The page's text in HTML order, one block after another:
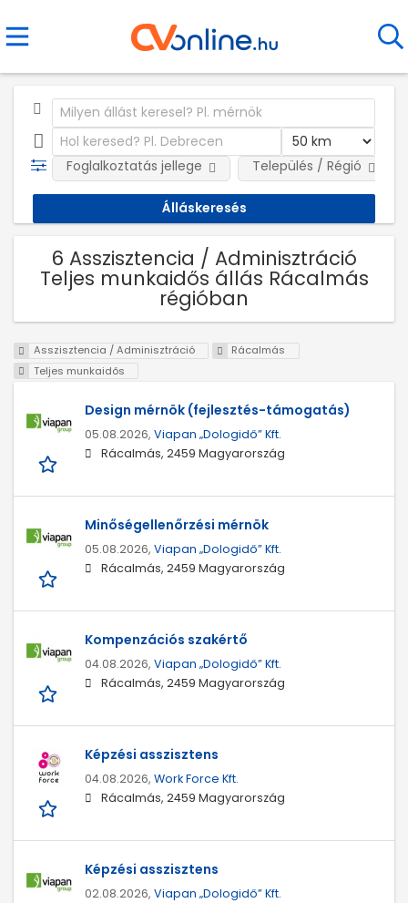
Foglalkoztatás jellege Település / Régió
6 Asszisztencia / Adminisztráció
Teljes munkaidős állás Rácalmás
régióban
Asszisztencia / Adminisztráció
Rácalmás
Teljes munkaidős
Design mérnök (fejlesztés-támogatás)
05.08.2026, Viapan „Dologidő” Kft.
Rácalmás, 2459 Magyarország
Minőségellenőrzési mérnök
05.08.2026, Viapan „Dologidő” Kft.
Rácalmás, 2459 Magyarország
Kompenzációs szakértő
04.08.2026, Viapan „Dologidő” Kft.
Rácalmás, 2459 Magyarország
Képzési asszisztens
04.08.2026, Work Force Kft.
Rácalmás, 2459 Magyarország
Képzési asszisztens
02.08.2026, Viapan „Dologidő” Kft.